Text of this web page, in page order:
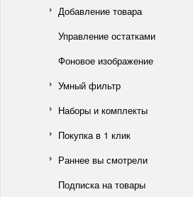
Добавление товара
Управление остатками
Фоновое изображение
Умный фильтр
Наборы и комплекты
Покупка в 1 клик
Раннее вы смотрели
Подписка на товары